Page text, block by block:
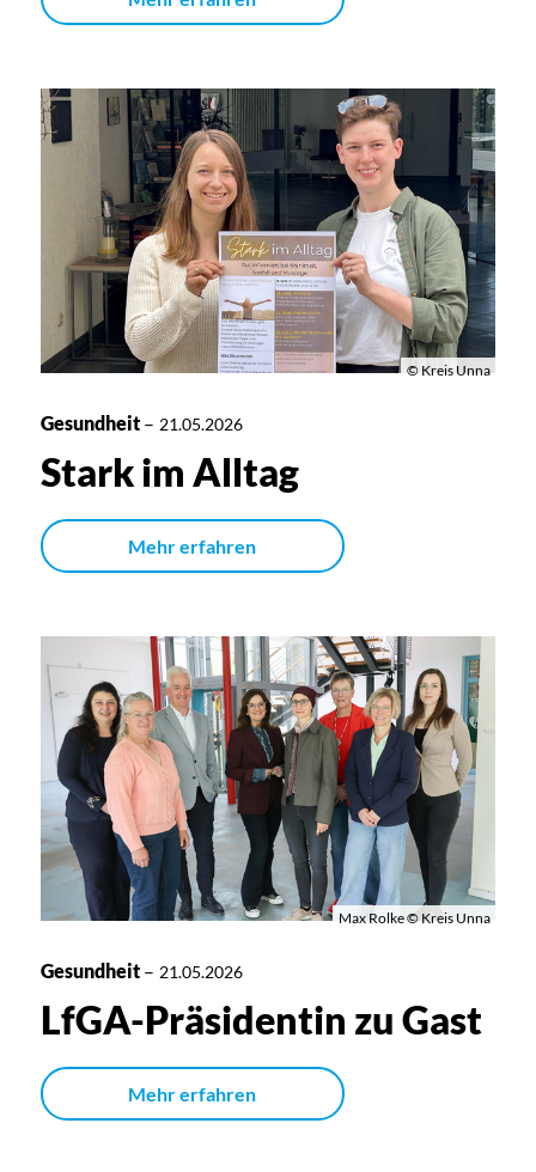
© Kreis Unna
Gesundheit– 21.05.2026
Stark im Alltag
Mehr erfahren
Max Rolke © Kreis Unna
Gesundheit– 21.05.2026
LfGA-Präsidentin zu Gast
Mehr erfahren